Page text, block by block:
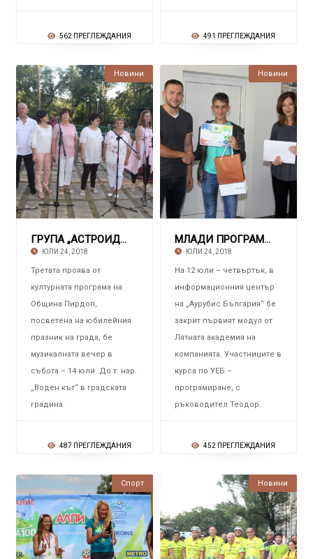
562 ПРЕГЛЕЖДАНИЯ 491 ПРЕГЛЕЖДАНИЯ
Новини
ГРУПА „АСТРОИДА“ И МЕСТНИ ТАЛАНТИ С концерт
ЮЛИ 24, 2018
Третата проява от
културната програма на
Община Пирдоп,
посветена на юбилейния
празник на града, бе
музикалната вечер в
събота – 14 юли. До т. нар.
„Воден кът“ в градската
градина.
487 ПРЕГЛЕЖДАНИЯ
Новини
МЛАДИ ПРОГРАМИСТИ Представиха проектите си н
ЮЛИ 24, 2018
На 12 юли – четвъртък, в
информационния център
на „Аурубис България“ бе
закрит първият модул от
Лятната академия на
компанията. Участниците в
курса по УЕБ –
програмиране, с
ръководител Теодор.
452 ПРЕГЛЕЖДАНИЯ
Спорт Новини